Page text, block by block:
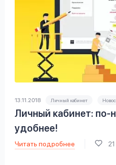
13.11.2018 Личный кабинет
Личный кабинет: по-
удобнее!
Читать подробнее 21